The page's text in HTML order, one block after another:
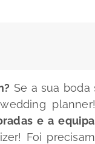
Se a sua
wedding planner
e a
Foi